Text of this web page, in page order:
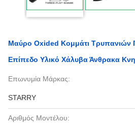
Μαύρο Oxided Κομμάτι Τρυπανιών
Επίπεδο Υλικό Χάλυβα Άνθρακα
Επωνυμία Μάρκας:
STARRY
Αριθμός Μοντέλου: